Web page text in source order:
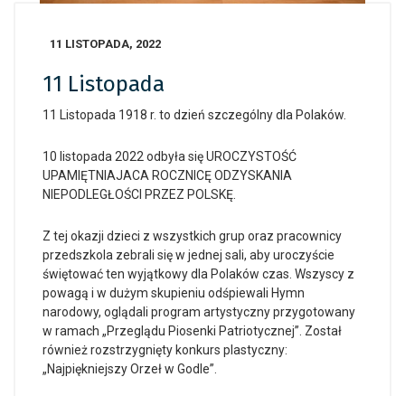
11 LISTOPADA, 2022
11 Listopada
11 Listopada 1918 r. to dzień szczególny dla Polaków.
10 listopada 2022 odbyła się UROCZYSTOŚĆ
UPAMIĘTNIAJACA ROCZNICĘ ODZYSKANIA
NIEPODLEGŁOŚCI PRZEZ POLSKĘ.
Z tej okazji dzieci z wszystkich grup oraz pracownicy
przedszkola zebrali się w jednej sali, aby uroczyście
świętować ten wyjątkowy dla Polaków czas. Wszyscy z
powagą i w dużym skupieniu odśpiewali Hymn
narodowy, oglądali program artystyczny przygotowany
w ramach „Przeglądu Piosenki Patriotycznej”. Został
również rozstrzygnięty konkurs plastyczny:
„Najpiękniejszy Orzeł w Godle”.